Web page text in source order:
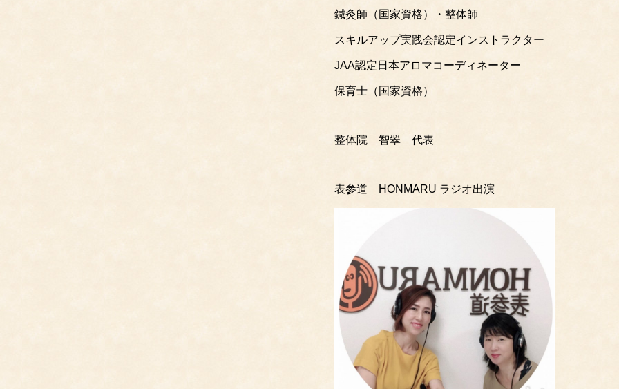
鍼灸師（国家資格）・整体師
スキルアップ実践会認定インストラクター
JAA認定日本アロマコーディネーター
保育士（国家資格）
整体院 智翠 代表
表参道 HONMARU ラジオ出演